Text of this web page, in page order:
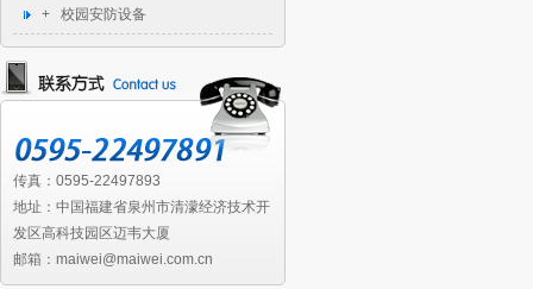
+ 校园安防设备
传真：0595-22497893
地址：中国福建省泉州市清濛经济技术开
发区高科技园区迈韦大厦
邮箱：maiwei@maiwei.com.cn